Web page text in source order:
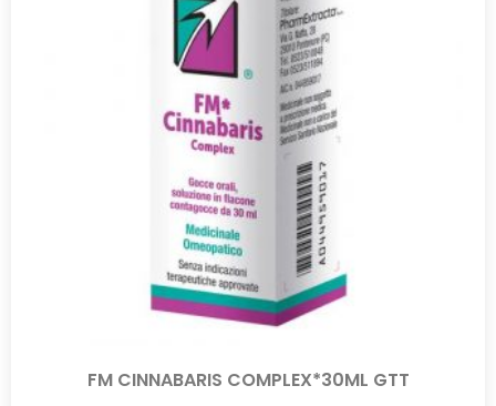
FM CINNABARIS COMPLEX*30ML GTT